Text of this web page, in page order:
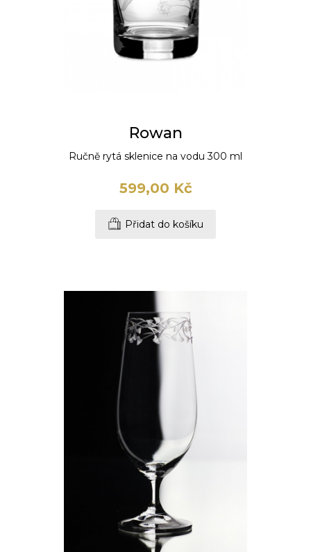
Rowan
Ručně rytá sklenice na vodu 300 ml
599,00 Kč
Přidat do košíku